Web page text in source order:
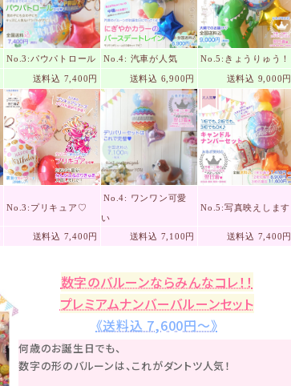
No.3:パウパトロール No.4: 汽車が人気 No.5:きょうりゅう！
送料込 7,400円 送料込 6,900円 送料込 9,000円
No.3:プリキュア♡
No.4: ワンワン可愛
い
No.5:写真映えします
送料込 7,400円 送料込 7,100円 送料込 7,400円
数字のバルーンならみんなコレ！！
プレミアムナンバーバルーンセット
《送料込 7,600円〜》
何歳のお誕生日でも、
数字の形のバルーンは、これがダントツ人気！